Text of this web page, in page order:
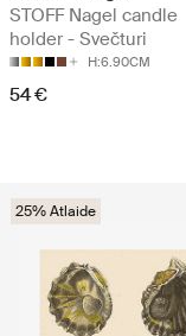
STOFF Nagel candle
holder - Svečturi
H:6.90CM
54 €
25% Atlaide